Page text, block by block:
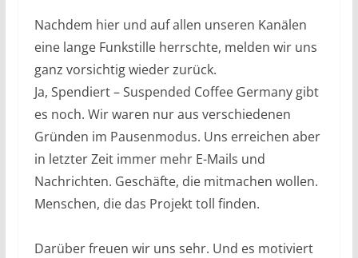
Nachdem hier und auf allen unseren Kanälen
eine lange Funkstille herrschte, melden wir uns
ganz vorsichtig wieder zurück.
Ja, Spendiert – Suspended Coffee Germany gibt
es noch. Wir waren nur aus verschiedenen
Gründen im Pausenmodus. Uns erreichen aber
in letzter Zeit immer mehr E-Mails und
Nachrichten. Geschäfte, die mitmachen wollen.
Menschen, die das Projekt toll finden.
Darüber freuen wir uns sehr. Und es motiviert